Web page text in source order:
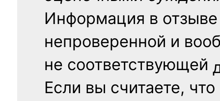
Информация в
непроверенной и
не соответствующей
Если вы считаете, что